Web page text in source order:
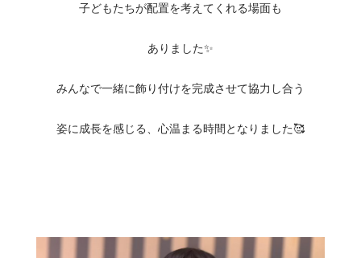
子どもたちが配置を考えてくれる場面も
ありました✨
みんなで一緒に飾り付けを完成させて協力し合う
姿に成長を感じる、心温まる時間となりました🥰